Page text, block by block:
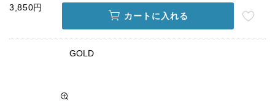
3,850円
カートに入れる
GOLD